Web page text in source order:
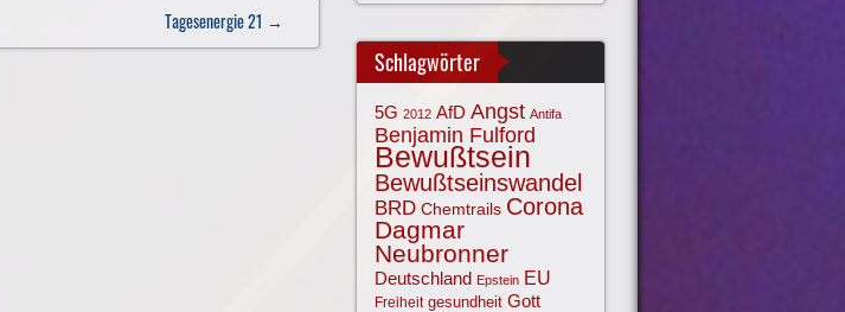
Tagesenergie 21 →
Schlagwörter
5G 2012 AfD Angst Antifa
Benjamin Fulford
Bewußtsein
Bewußtseinswandel
BRD Chemtrails Corona
Dagmar
Neubronner
Deutschland Epstein EU
Freiheit gesundheit Gott